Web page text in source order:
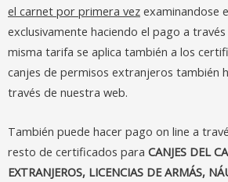
el carnet por primera vez examinandose
exclusivamente haciendo el pago a
misma tarifa se aplica también a los
canjes de permisos extranjeros también
través de nuestra web.
También puede hacer pago on line a
resto de certificados para CANJES DEL
EXTRANJEROS, LICENCIAS DE ARMÁS,